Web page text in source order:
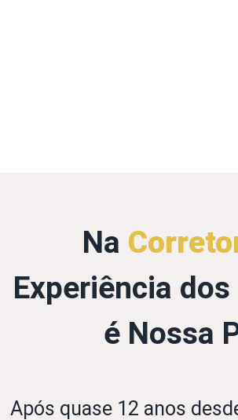
Na
Experiência
é Nossa
Após quase 12 anos